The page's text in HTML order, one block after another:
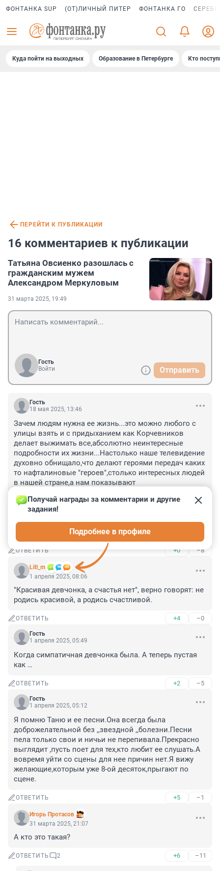
ФОНТАНКА SUP (ОТ)ЛИЧНЫЙ ПИТЕР ФОНТАНКА ГО
Куда пойти на выходных Образование в Петербурге Кто
ПЕРЕЙТИ К ПУБЛИКАЦИИ
16 комментариев к публикации
Татьяна Овсиенко разошлась с
гражданским мужем
Александром Меркуловым
31 марта 2025, 19:49
Гость
Войти
Отправить
Гость
18 мая 2025, 13:46
Зачем людям нужна ее жизнь...это можно любого с
улицы взять и с придыханием как Корчевников
делает выжимать все,абсолютно неинтересные
подробности их жизни...Настолько наше телевидение
духовно обнищало,что делают героями передач каких
то нафталиновые "героев",столько интересных людей
в нашей стране,а нам показывают
разочарование,а говорят,что он верующий и чуть ли
не оцерквленный,это что как всегда двойные
стандарты и лицемерие....смотрела на него и
думала:какая пошлость до тошноты....
ОТВЕТИТЬ +0 –8
Litl_m
Получай награды за комментарии и другие
задания!
Подробнее в профиле
1 апреля 2025, 08:06
"Красивая девчонка, а счастья нет", верно говорят: не
родись красивой, а родись счастливой.
ОТВЕТИТЬ +4 –0
Гость
1 апреля 2025, 05:49
Когда симпатичная девчонка была. А теперь пустая
как …
ОТВЕТИТЬ +2 –5
Гость
1 апреля 2025, 05:12
Я помню Таню и ее песни.Она всегда была
доброжелательной без ,,звездной ,,болезни.Песни
пела только свои и ничьи не перепивала.Прекрасно
выглядит ,пусть поет для тех,кто любит ее слушать.А
вовремя уйти со сцены для нее причин нет.Я вижу
желающие,которым уже 8-ой десяток,прыгают по
сцене.
ОТВЕТИТЬ +5 –1
Игорь Протасов
31 марта 2025, 21:07
А кто это такая?
ОТВЕТИТЬ 2 +6 –11